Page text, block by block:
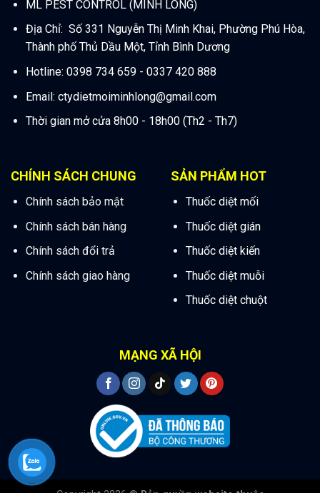
ML PEST CONTROL (MINH LONG)
Địa Chỉ: Số 331 Nguyễn Thị Minh Khai, Phường Phú Hòa,
Thành phố Thủ Dầu Một, Tỉnh Bình Dương
Hotline: 0398 734 659 - 0337 420 888
Email: ctydietmoiminhlong@gmail.com
Thời gian mở cửa 8h00 - 18h00 (Th2 - Th7)
CHÍNH SÁCH CHUNG
Chính sách bảo mật
Chính sách bán hàng
Chính sách đổi trả
Chính sách giao hàng
SẢN PHẨM HOT
Thuốc diệt mối
Thuốc diệt gián
Thuốc diệt kiến
Thuốc diệt muỗi
Thuốc diệt chuột
MẠNG XÃ HỘI